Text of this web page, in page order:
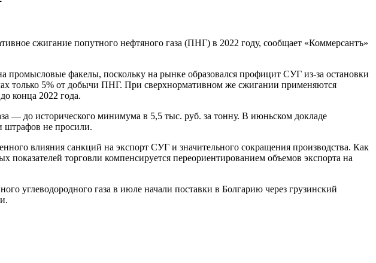
сжигание попутного нефтяного газа (ПНГ) в 2022 году, сообщает «Коммерсантъ»
факелы, поскольку на рынке образовался профицит СУГ из-за остановки
только 5% от добычи ПНГ. При сверхнормативном же сжигании применяются
конца 2022 года.
— до исторического минимума в 5,5 тыс. руб. за тонну. В июньском докладе
штрафов не просили.
влияния санкций на экспорт СУГ и значительного сокращения производства. Как
торговли компенсируется переориентированием объемов экспорта на
углеводородного газа в июле начали поставки в Болгарию через грузинский